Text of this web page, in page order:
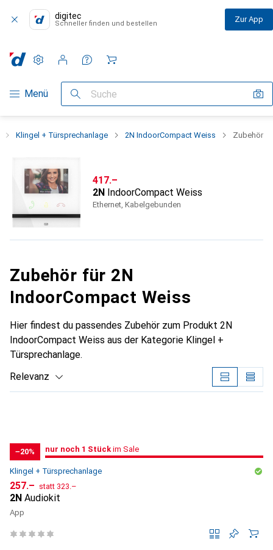
digitec
Schneller finden und bestellen Zur App
Navigation nach Kategorien
Menü Suche
Einstellungen
Kundenkonto
Vergleichslisten
Merklisten
Warenkorb
Klingel + Türsprechanlage 2N IndoorCompact Weiss Zubehör
CHF
417.–
2N IndoorCompact Weiss
Ethernet, Kabelgebunden
Zubehör für 2N
IndoorCompact Weiss
Hier findest du passendes Zubehör zum Produkt 2N
IndoorCompact Weiss aus der Kategorie Klingel +
Türsprechanlage.
Relevanz
−20% noch 1 Stück im Sale
nur noch 1 Stück im Sale
Klingel + Türsprechanlage
CHF
257.– statt CHF
323.–
2N Audiokit
App